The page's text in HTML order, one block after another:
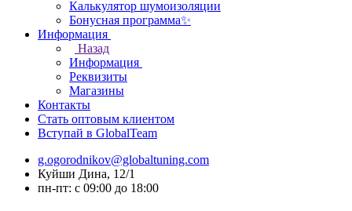
Калькулятор шумоизоляции
Бонусная программа✨
Информация
Назад
Информация
Реквизиты
Магазины
Контакты
Стать оптовым клиентом
Вступай в GlobalTeam
g.ogorodnikov@globaltuning.com
Куйши Дина, 12/1
пн-пт: с 09:00 до 18:00